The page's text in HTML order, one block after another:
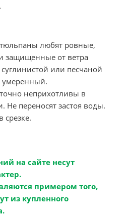
тюльпаны любят ровные,
защищенные от ветра
или песчаной
умеренный.
неприхотливы в
переносят застоя воды.
срезке.
на сайте несут
примером того,
из купленного